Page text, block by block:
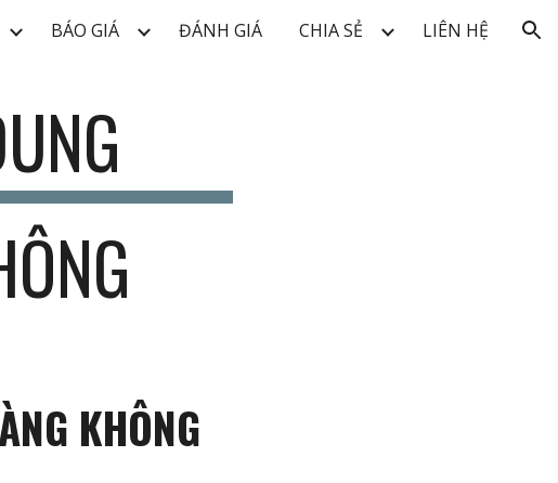
navigationBÁO GIÁ ĐÁNH GIÁ CHIA SẺ LIÊN HỆ
KHÔNG